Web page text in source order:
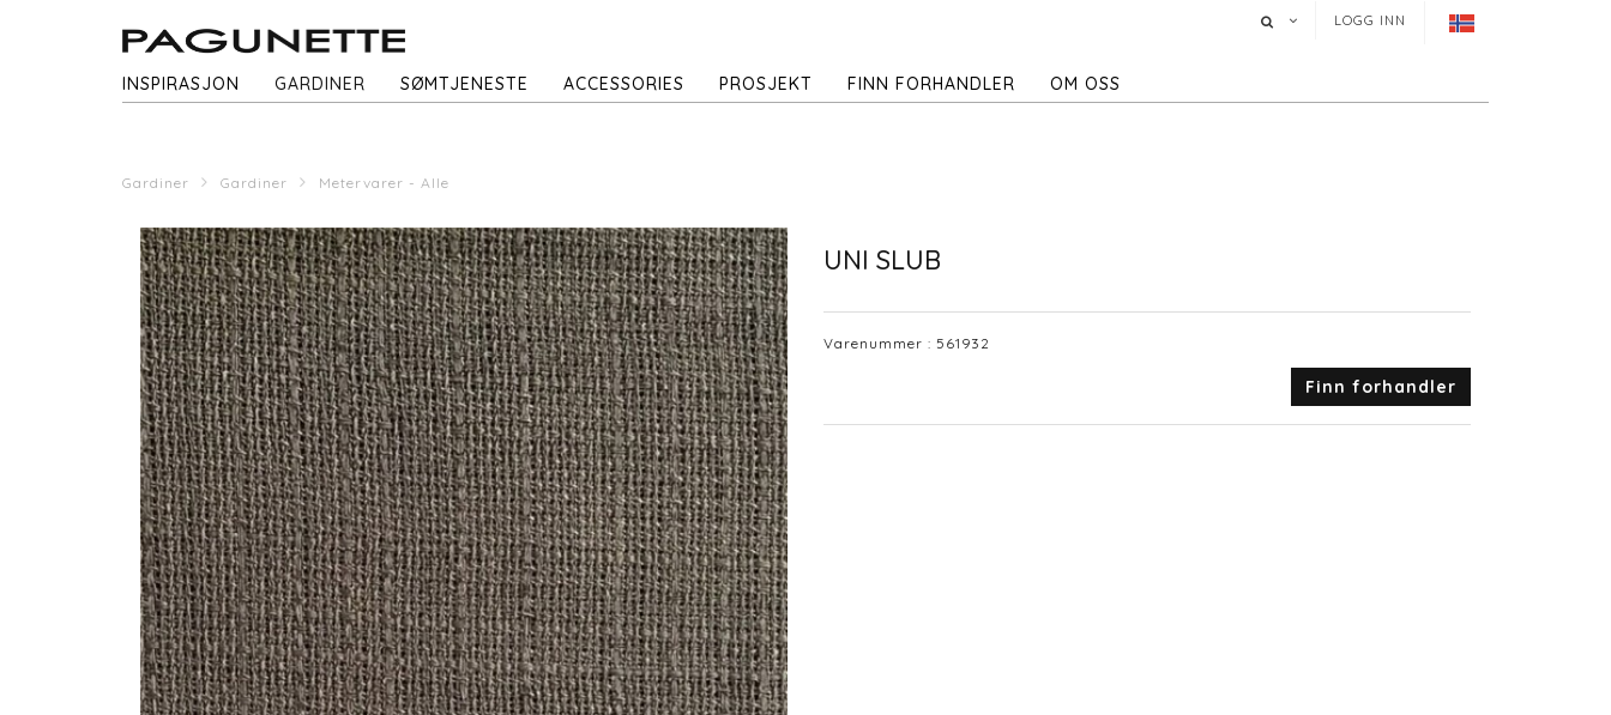
LOGG INN
INSPIRASJON GARDINER SØMTJENESTE ACCESSORIES PROSJEKT FINN FORHANDLER OM OSS
Gardiner Gardiner Metervarer - Alle
UNI SLUB
Varenummer : 561932
Finn forhandler